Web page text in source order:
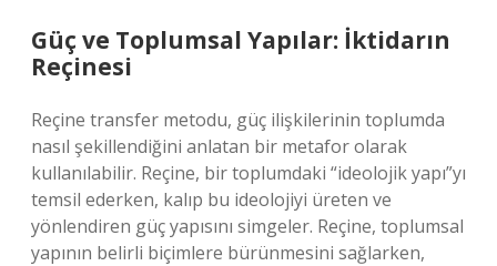
Güç ve Toplumsal Yapılar: İktidarın
Reçinesi
Reçine transfer metodu, güç ilişkilerinin toplumda
nasıl şekillendiğini anlatan bir metafor olarak
kullanılabilir. Reçine, bir toplumdaki “ideolojik yapı”yı
temsil ederken, kalıp bu ideolojiyi üreten ve
yönlendiren güç yapısını simgeler. Reçine, toplumsal
yapının belirli biçimlere bürünmesini sağlarken,